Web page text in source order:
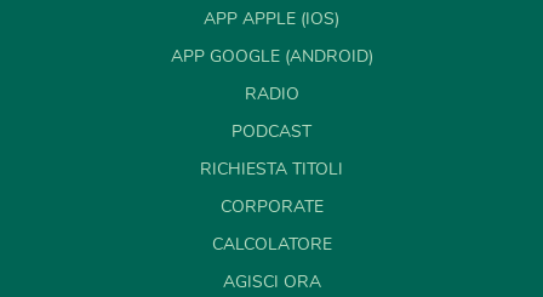
APP APPLE (IOS)
APP GOOGLE (ANDROID)
RADIO
PODCAST
RICHIESTA TITOLI
CORPORATE
CALCOLATORE
AGISCI ORA